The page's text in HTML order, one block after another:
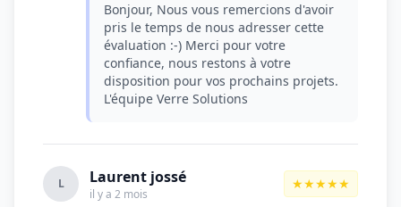
Bonjour, Nous vous remercions d'avoir
pris le temps de nous adresser cette
évaluation :-) Merci pour votre
confiance, nous restons à votre
disposition pour vos prochains projets.
L'équipe Verre Solutions
L Laurent jossé
il y a 2 mois
★★★★★